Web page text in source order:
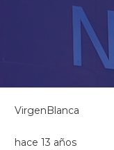
VirgenBlanca
hace 13 años